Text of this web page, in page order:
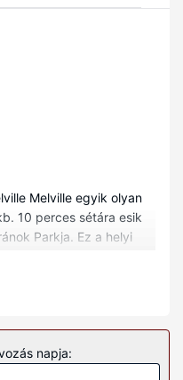
Melville egyik olyan
10 perces sétára esik
Parkja. Ez a helyi
78 légkondicionált
és
szórakozást
napja: